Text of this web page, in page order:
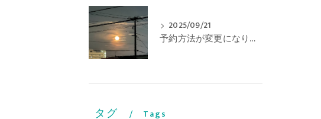
2025/09/21
予約方法が変更になりました★サロンは営業しております。
タグ Tags